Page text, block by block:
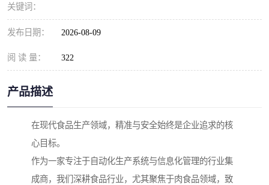
关键词：
发布日期： 2026-08-09
阅 读 量： 322
产品描述
在现代食品生产领域，精准与安全始终是企业追求的核
心目标。
作为一家专注于自动化生产系统与信息化管理的行业集
成商，我们深耕食品行业，尤其聚焦于肉食品领域，致